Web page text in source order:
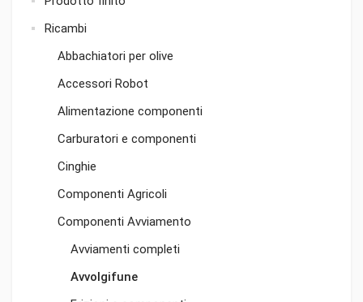
Ricambi
Abbachiatori per olive
Accessori Robot
Alimentazione componenti
Carburatori e componenti
Cinghie
Componenti Agricoli
Componenti Avviamento
Avviamenti completi
Avvolgifune